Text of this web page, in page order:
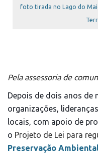
foto tirada no Lago do
Pela assessoria de
Depois de dois anos de
organizações,
locais, com apoio de
o Projeto de Lei para
Preservação